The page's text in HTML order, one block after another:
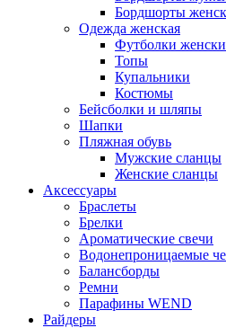
Бордшорты
Одежда женская
Футболки
Топы
Купальники
Костюмы
Бейсболки и шляпы
Шапки
Пляжная обувь
Мужские сланцы
Женские сланцы
Аксессуары
Браслеты
Брелки
Ароматические свечи
Водонепроницаемые
Балансборды
Ремни
Парафины WEND
Райдеры